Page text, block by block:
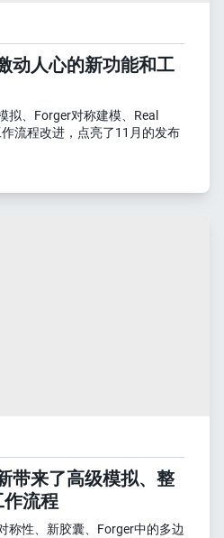
动人心的新功能和工
拟、Forger对称建模、Real
流程改进，点亮了11月的发布
带来了高级模拟、整
流程
称性、新胶囊、Forger中的多边